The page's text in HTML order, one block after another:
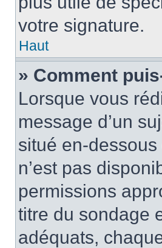
votre signature.
Haut
» Comment
Lorsque vous
message d’un
situé en-
n’est pas
permissions
titre du sondage
adéquats,